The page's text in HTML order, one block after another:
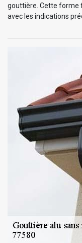
gouttière. Cette forme
avec les indications